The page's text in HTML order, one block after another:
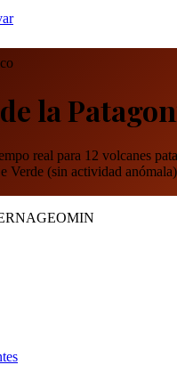
la
real para 12 volcanes
(sin actividad